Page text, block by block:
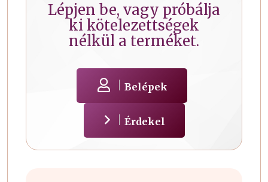
Lépjen be, vagy próbálja
ki kötelezettségek
nélkül a terméket.
Belépek
Érdekel